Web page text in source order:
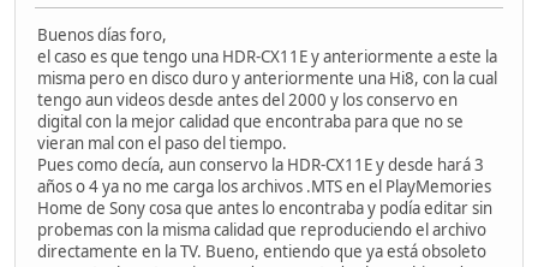
Buenos días foro,
el caso es que tengo una HDR-CX11E y anteriormente a este la
misma pero en disco duro y anteriormente una Hi8, con la cual
tengo aun videos desde antes del 2000 y los conservo en
digital con la mejor calidad que encontraba para que no se
vieran mal con el paso del tiempo.
Pues como decía, aun conservo la HDR-CX11E y desde hará 3
años o 4 ya no me carga los archivos .MTS en el PlayMemories
Home de Sony cosa que antes lo encontraba y podía editar sin
probemas con la misma calidad que reproduciendo el archivo
directamente en la TV. Bueno, entiendo que ya está obsoleto